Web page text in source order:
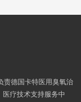
责德国卡特医用臭氧治
疗技术支持服务中